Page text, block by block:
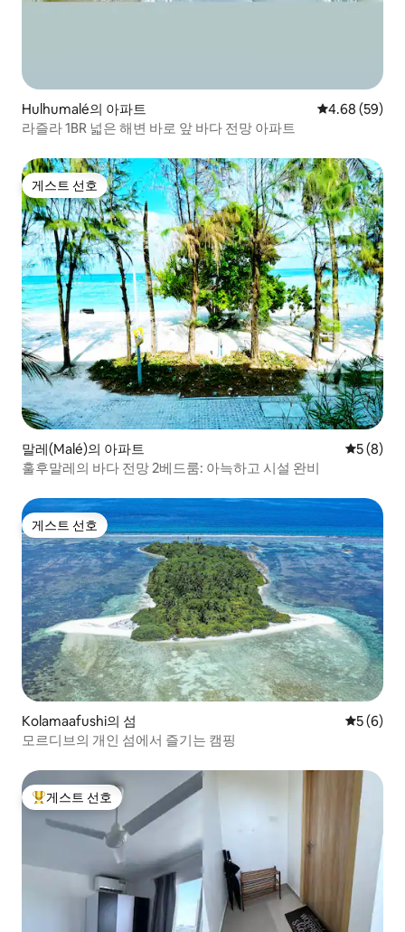
Hulhumalé의 아파트 평점 4.68점(5
4.68 (59)
라즐라 1BR 넓은 해변 바로 앞 바다 전망 아파트
게스트 선호
게스트 선호
말레(Malé)의 아파트 평점 5점
5 (8)
훌후말레의 바다 전망 2베드룸: 아늑하고 시설 완비
게스트 선호
게스트 선호
Kolamaafushi의 섬 평점 5점
5 (6)
모르디브의 개인 섬에서 즐기는 캠핑
상위 게스트 선호
게스트 선호